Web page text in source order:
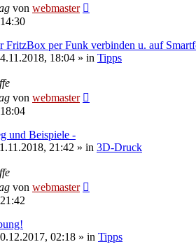
von webmaster
FritzBox per Funk verbinden u. auf
18:04 » in Tipps
von webmaster
und Beispiele -
21:42 » in 3D-Druck
von webmaster
02:18 » in Tipps